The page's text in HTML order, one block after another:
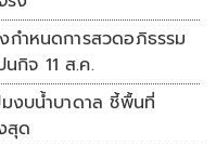
กำหนดการสวดอภิธรรม
กิจ 11 ส.ค.
งบน้ำบาดาล ชี้พื้นที่
สุด